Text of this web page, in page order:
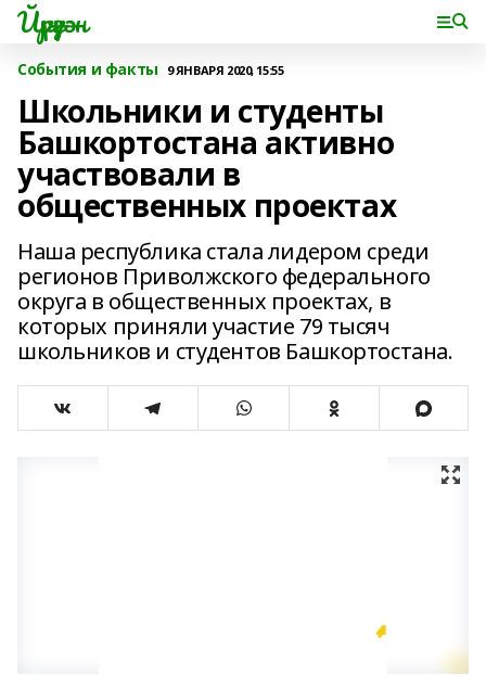
Йүрүҙән
События и факты 9 ЯНВАРЯ 2020, 15:55
Школьники и студенты
Башкортостана активно
участвовали в
общественных проектах
Наша республика стала лидером среди
регионов Приволжского федерального
округа в общественных проектах, в
которых приняли участие 79 тысяч
школьников и студентов Башкортостана.